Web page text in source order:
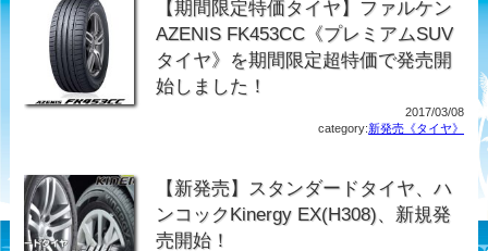
【期間限定特価タイヤ】ファルケン
AZENIS FK453CC《プレミアムSUV
タイヤ》を期間限定超特価で発売開
始しました！
2017/03/08
category:新発売《タイヤ》
【新発売】スタンダードタイヤ、ハ
ンコックKinergy EX(H308)、新規発
売開始！